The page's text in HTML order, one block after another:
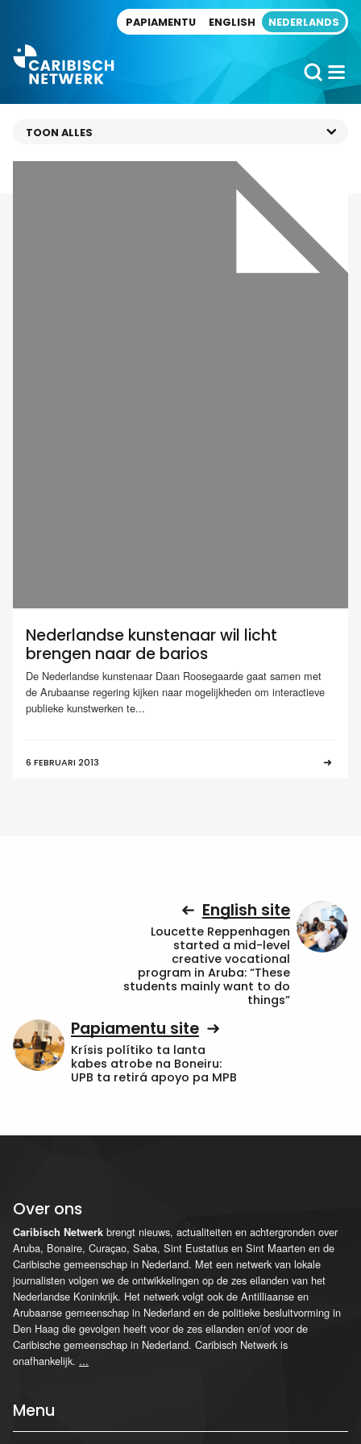
PAPIAMENTU ENGLISH NEDERLANDS
Nederlandse kunstenaar wil licht
brengen naar de barios
De Nederlandse kunstenaar Daan Roosegaarde gaat samen met
de Arubaanse regering kijken naar mogelijkheden om interactieve
publieke kunstwerken te...
6 FEBRUARI 2013
English site
Loucette Reppenhagen
started a mid-level
creative vocational
program in Aruba: “These
students mainly want to do
things”
Papiamentu site
Krísis polítiko ta lanta
kabes atrobe na Boneiru:
UPB ta retirá apoyo pa MPB
Over ons
Caribisch Netwerk brengt nieuws, actualiteiten en achtergronden over
Aruba, Bonaire, Curaçao, Saba, Sint Eustatius en Sint Maarten en de
Caribische gemeenschap in Nederland. Met een netwerk van lokale
journalisten volgen we de ontwikkelingen op de zes eilanden van het
Nederlandse Koninkrijk. Het netwerk volgt ook de Antilliaanse en
Arubaanse gemeenschap in Nederland en de politieke besluitvorming in
Den Haag die gevolgen heeft voor de zes eilanden en/of voor de
Caribische gemeenschap in Nederland. Caribisch Netwerk is
onafhankelijk. ...
Menu